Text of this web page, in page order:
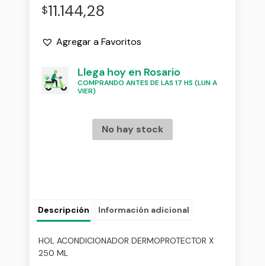
$11.144,28
Agregar a Favoritos
Llega hoy en Rosario
COMPRANDO ANTES DE LAS 17 HS (LUN A
VIER)
No hay stock
Descripción Información adicional
HOL ACONDICIONADOR DERMOPROTECTOR X
250 ML